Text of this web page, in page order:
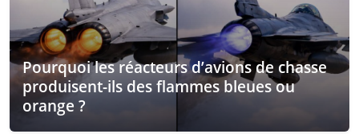
Pourquoi les réacteurs d’avions de chasse
produisent-ils des flammes bleues ou
orange ?